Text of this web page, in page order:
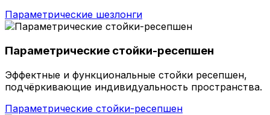
Параметрические шезлонги
Параметрические стойки-ресепшен
Эффектные и функциональные стойки ресепшен,
подчёркивающие индивидуальность пространства.
Параметрические стойки-ресепшен